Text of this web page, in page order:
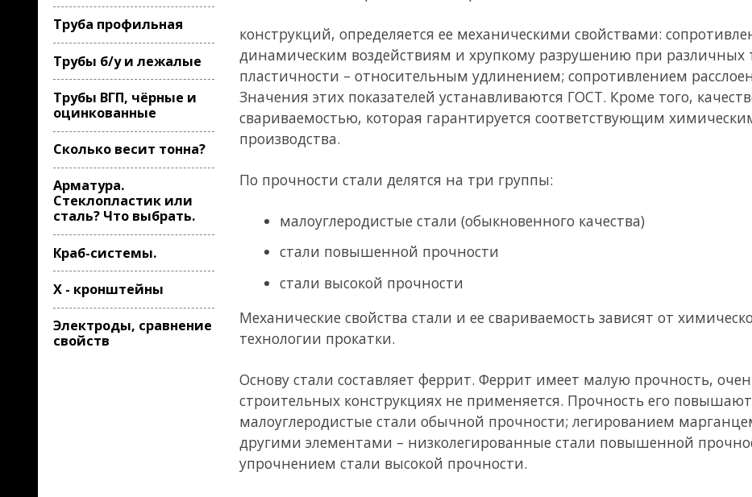
Трубы ВГП, чёрные и
оцинкованные
Сколько весит тонна?
сталь? Что выбрать.
Краб-системы.
Х - кронштейны
Электроды, сравнение
свойств
Значения этих показателей устанавливаются ГОСТ. Кроме того, качество стали определяется ее
производства.
По прочности стали делятся на три группы:
малоуглеродистые стали (обыкновенного качества)
стали повышенной прочности
стали высокой прочности
Механические свойства стали и ее свариваемость зависят от химического состава, термической
технологии прокатки.
Основу стали составляет феррит. Феррит имеет малую прочность, очень пластичен, поэтому в
строительных конструкциях не применяется. Прочность его повышают добавками углерода –
малоуглеродистые стали обычной прочности; легированием марганцем, кремнием, ванадием,
другими элементами – низколегированные стали повышенной прочности; легированием и
Основные химические элементы, применяемые при
легировании малоуглеродистой стали, стали повышенной и высокой
прочности.
Углеродистая сталь обыкновенного качества состоит из железа и углерода с некоторой добавкой
или алюминия, марганца, меди.
Легированные стали более сложны и разнообразны по своему составу. В связи с желанием в
марки стали отразить её химический состав, каждому химическому элементу присвоена буква